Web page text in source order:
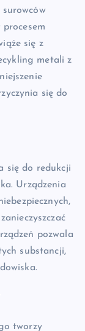
się z
metali z
się do
się do redukcji
Urządzenia
pozwala
substancji,
tworzy